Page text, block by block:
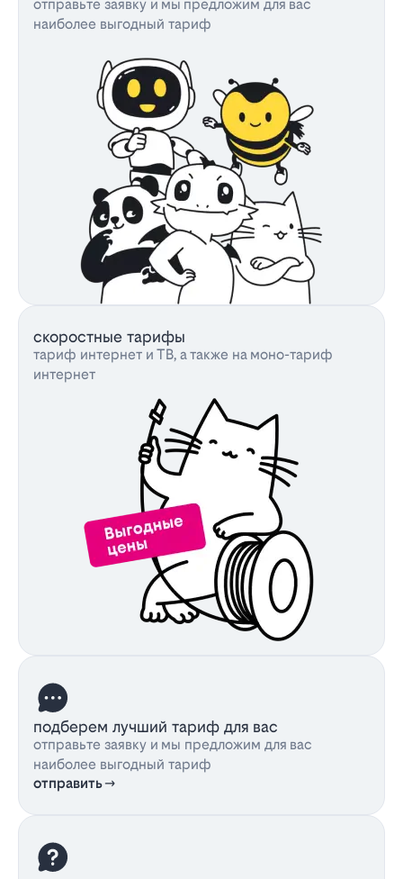
отправьте заявку и мы предложим для вас
наиболее выгодный тариф
скоростные тарифы
тариф интернет и ТВ, а также на моно-тариф
интернет
подберем лучший тариф для вас
отправьте заявку и мы предложим для вас
наиболее выгодный тариф
отправить